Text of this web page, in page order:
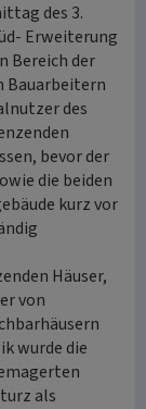
des 3.
Erweiterung
Bereich der
Bauarbeitern
des
bevor der
die beiden
kurz vor
Häuser,
von
wurde die
als